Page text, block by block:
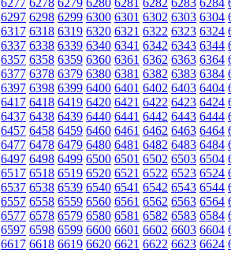
6277 6278 6279 6280 6281 6282 6283 6284
6297 6298 6299 6300 6301 6302 6303 6304
6317 6318 6319 6320 6321 6322 6323 6324
6337 6338 6339 6340 6341 6342 6343 6344
6357 6358 6359 6360 6361 6362 6363 6364
6377 6378 6379 6380 6381 6382 6383 6384
6397 6398 6399 6400 6401 6402 6403 6404
6417 6418 6419 6420 6421 6422 6423 6424
6437 6438 6439 6440 6441 6442 6443 6444
6457 6458 6459 6460 6461 6462 6463 6464
6477 6478 6479 6480 6481 6482 6483 6484
6497 6498 6499 6500 6501 6502 6503 6504
6517 6518 6519 6520 6521 6522 6523 6524
6537 6538 6539 6540 6541 6542 6543 6544
6557 6558 6559 6560 6561 6562 6563 6564
6577 6578 6579 6580 6581 6582 6583 6584
6597 6598 6599 6600 6601 6602 6603 6604
6617 6618 6619 6620 6621 6622 6623 6624